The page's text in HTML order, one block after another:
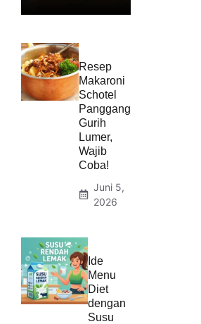
Resep
Makaroni
Schotel
Panggang
Gurih
Lumer,
Wajib
Coba!
Juni 5,
2026
Ide
Menu
Diet
dengan
Susu